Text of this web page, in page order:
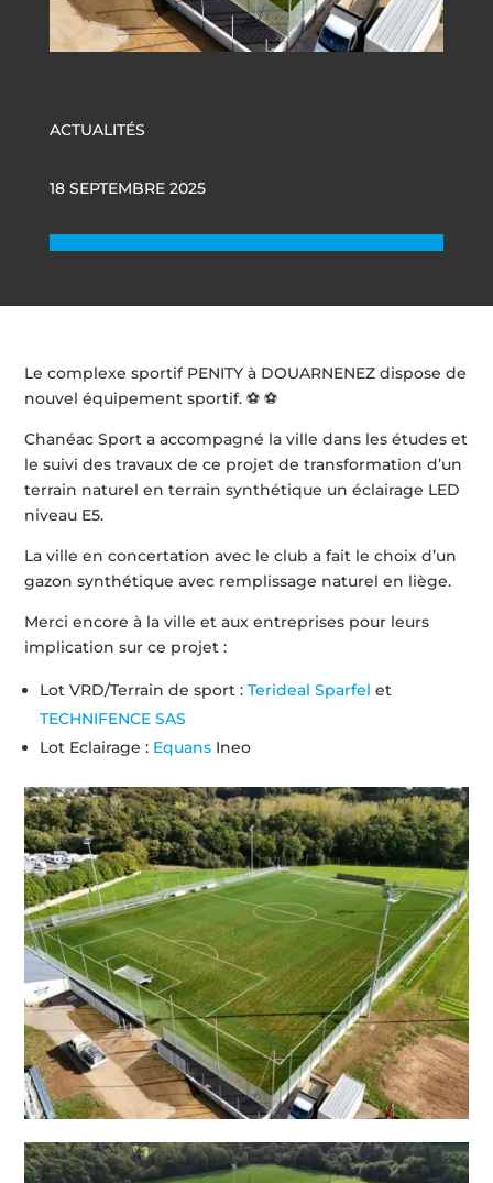
ACTUALITÉS
18 SEPTEMBRE 2025
Le complexe sportif PENITY à DOUARNENEZ dispose de
nouvel équipement sportif. ⚽ ⚽
Chanéac Sport a accompagné la ville dans les études et
le suivi des travaux de ce projet de transformation d’un
terrain naturel en terrain synthétique un éclairage LED
niveau E5.
La ville en concertation avec le club a fait le choix d’un
gazon synthétique avec remplissage naturel en liège.
Merci encore à la ville et aux entreprises pour leurs
implication sur ce projet :
Lot VRD/Terrain de sport :Terideal Sparfel et
TECHNIFENCE SAS
Lot Eclairage : Equans Ineo